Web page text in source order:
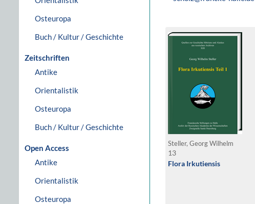
Osteuropa
Buch / Kultur / Geschichte
Zeitschriften
Antike
Orientalistik
Osteuropa
Buch / Kultur / Geschichte
Open Access
Antike
Orientalistik
Osteuropa
Steller, Georg Wilhelm
13
Flora Irkutiensis